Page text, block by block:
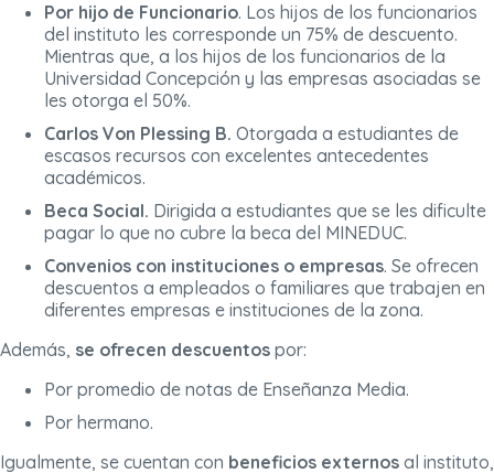
Por hijo de Funcionario. Los hijos de los funcionarios
del instituto les corresponde un 75% de descuento.
Mientras que, a los hijos de los funcionarios de la
Universidad Concepción y las empresas asociadas se
les otorga el 50%.
Carlos Von Plessing B. Otorgada a estudiantes de
escasos recursos con excelentes antecedentes
académicos.
Beca Social. Dirigida a estudiantes que se les dificulte
pagar lo que no cubre la beca del MINEDUC.
Convenios con instituciones o empresas. Se ofrecen
descuentos a empleados o familiares que trabajen en
diferentes empresas e instituciones de la zona.
Además, se ofrecen descuentos por:
Por promedio de notas de Enseñanza Media.
Por hermano.
Igualmente, se cuentan con beneficios externos al instituto,